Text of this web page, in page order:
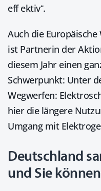
eff ektiv“.
Auch die
ist Partnerin der
diesem Jahr einen
Schwerpunkt: Unter
Wegwerfen:
hier die längere
Umgang mit
Deutschland
und Sie